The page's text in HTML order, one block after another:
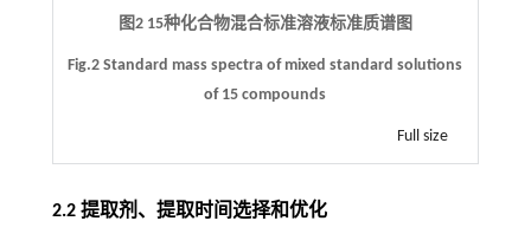
图2 15种化合物混合标准溶液标准质谱图
Fig.2 Standard mass spectra of mixed standard solutions
of 15 compounds
Full size
2.2 提取剂、提取时间选择和优化